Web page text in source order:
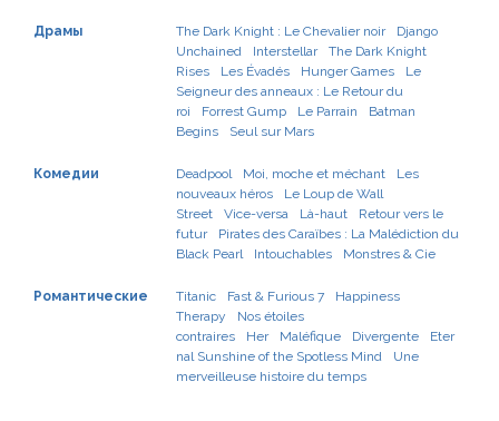
Драмы The Dark Knight : Le Chevalier noir
Django
Unchained
Interstellar
The Dark Knight
Rises
Les Évadés Hunger Games
Le
Seigneur des anneaux : Le Retour du
roi
Forrest Gump Le Parrain
Batman
Begins
Seul sur Mars
Комедии Deadpool Moi, moche et méchant
Les
nouveaux héros
Le Loup de Wall
Street
Vice-versa Là-haut
Retour vers le
futur
Pirates des Caraïbes : La Malédiction du
Black Pearl
Intouchables Monstres & Cie
Романтические Titanic Fast & Furious 7
Happiness
Therapy
Nos étoiles
contraires
Her Maléfique Divergente
Eter
nal Sunshine of the Spotless Mind
Une
merveilleuse histoire du temps